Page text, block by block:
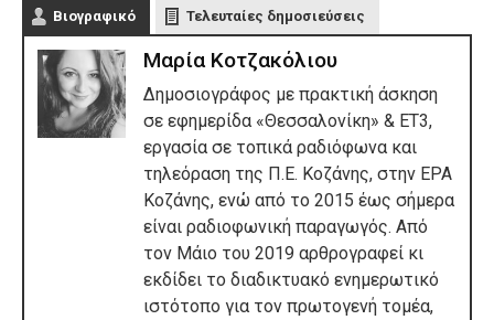
Βιογραφικό Τελευταίες δημοσιεύσεις
Μαρία Κοτζακόλιου
Δημοσιογράφος με πρακτική άσκηση
σε εφημερίδα «Θεσσαλονίκη» & ΕΤ3,
εργασία σε τοπικά ραδιόφωνα και
τηλεόραση της Π.Ε. Κοζάνης, στην ΕΡΑ
Κοζάνης, ενώ από το 2015 έως σήμερα
είναι ραδιοφωνική παραγωγός. Από
τον Μάιο του 2019 αρθρογραφεί κι
εκδίδει το διαδικτυακό ενημερωτικό
ιστότοπο για τον πρωτογενή τομέα,